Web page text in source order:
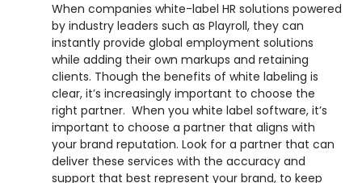
When companies white-label HR solutions powered
by industry leaders such as Playroll, they can
instantly provide global employment solutions
while adding their own markups and retaining
clients. Though the benefits of white labeling is
clear, it’s increasingly important to choose the
right partner. When you white label software, it’s
important to choose a partner that aligns with
your brand reputation. Look for a partner that can
deliver these services with the accuracy and
support that best represent your brand, to keep